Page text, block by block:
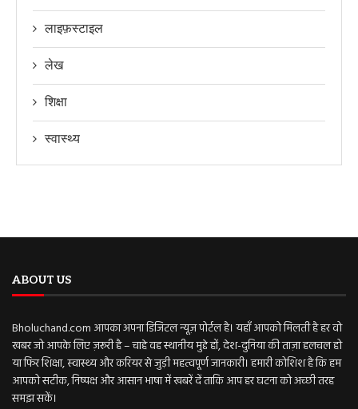
लाइफ़स्टाइल
लेख
शिक्षा
स्वास्थ्य
ABOUT US
Bholuchand.com आपका अपना डिजिटल न्यूज़ पोर्टल है। यहाँ आपको मिलती है हर वो
खबर जो आपके लिए ज़रूरी है – चाहे वह स्थानीय मुद्दे हों, देश-दुनिया की ताज़ा हलचल हो
या फिर शिक्षा, स्वास्थ्य और करियर से जुड़ी महत्वपूर्ण जानकारी। हमारी कोशिश है कि हम
आपको सटीक, निष्पक्ष और आसान भाषा में खबरें दें ताकि आप हर घटना को अच्छी तरह
समझ सकें।